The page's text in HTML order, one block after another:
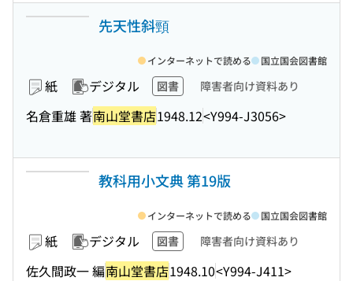
先天性斜頸
紙 デジタル 図書 障害者向け資料あり
名倉重雄 著南山堂書店1948.12<Y994-J3056>
インターネットで読める 国立国会図書館
教科用小文典 第19版
紙 デジタル 図書 障害者向け資料あり
佐久間政一 編南山堂書店1948.10<Y994-J411>
インターネットで読める 国立国会図書館